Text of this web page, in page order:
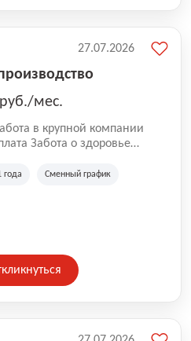
мес.
Забота о здоровье
и карьерного роста
для постоянного
года Сменный график
27.07.2026